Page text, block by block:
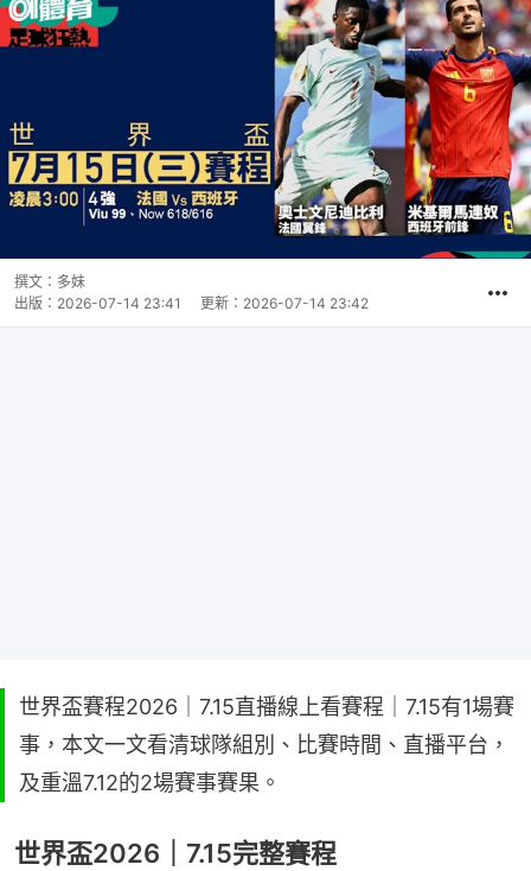
撰文： 多妹
出版： 2026-07-14 23:41 更新： 2026-07-14 23:42
世界盃賽程2026｜7.15直播線上看賽程｜7.15有1場賽
事，本文一文看清球隊組別、比賽時間、直播平台，
及重溫7.12的2場賽事賽果。
世界盃2026｜7.15完整賽程